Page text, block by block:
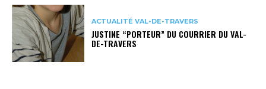
ACTUALITÉ VAL-DE-TRAVERS
JUSTINE “PORTEUR” DU COURRIER DU VAL-
DE-TRAVERS